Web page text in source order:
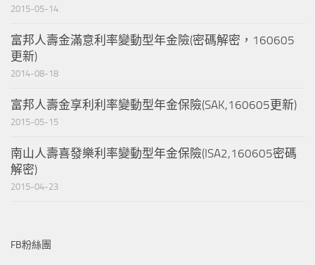
2015-05-14
富邦人壽金滿意利率變動型年金險(密碼解密，160605
更新)
2014-08-18
富邦人壽金享利利率變動型年金保險(SAK,160605更新)
2015-05-15
南山人壽喜發樂利率變動型年金保險(ISA2,160605密碼
解密)
2015-04-23
FB粉絲團